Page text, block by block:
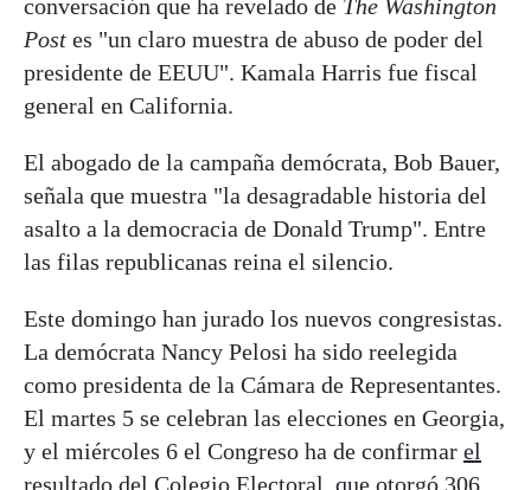
conversación que ha revelado de The Washington
Post es "un claro muestra de abuso de poder del
presidente de EEUU". Kamala Harris fue fiscal
general en California.
El abogado de la campaña demócrata, Bob Bauer,
señala que muestra "la desagradable historia del
asalto a la democracia de Donald Trump". Entre
las filas republicanas reina el silencio.
Este domingo han jurado los nuevos congresistas.
La demócrata Nancy Pelosi ha sido reelegida
como presidenta de la Cámara de Representantes.
El martes 5 se celebran las elecciones en Georgia,
y el miércoles 6 el Congreso ha de confirmar el
resultado del Colegio Electoral , que otorgó 306